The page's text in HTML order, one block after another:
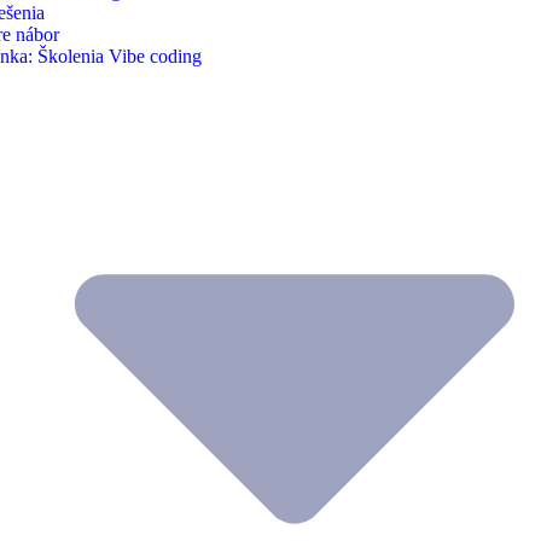
nábor
Školenia Vibe coding